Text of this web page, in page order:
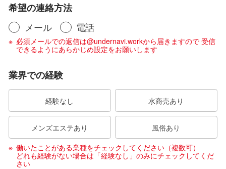
希望の連絡方法
メール
電話
必須メールでの返信は@undernavi.workから届きますので 受信
できるようにあらかじめ設定をお願いします
業界での経験
経験なし 水商売あり
メンズエステあり
風俗あり
働いたことがある業種をチェックしてください（複数可）
どれも経験がない場合は「経験なし」のみにチェックしてくだ
さい